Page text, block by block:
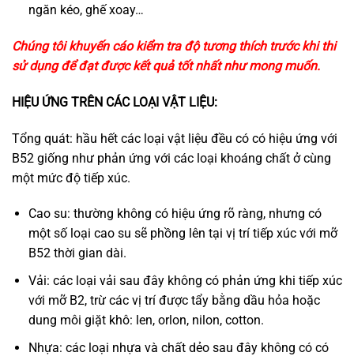
ngăn kéo, ghế xoay…
Chúng tôi khuyến cáo kiểm tra độ tương thích trước khi thi
sử dụng để đạt được kết quả tốt nhất như mong muốn.
HIỆU ỨNG TRÊN CÁC LOẠI VẬT LIỆU:
Tổng quát: hầu hết các loại vật liệu đều có có hiệu ứng với
B52 giống như phản ứng với các loại khoáng chất ở cùng
một mức độ tiếp xúc.
Cao su: thường không có hiệu ứng rõ ràng, nhưng có
một số loại cao su sẽ phồng lên tại vị trí tiếp xúc với mỡ
B52 thời gian dài.
Vải: các loại vải sau đây không có phản ứng khi tiếp xúc
với mỡ B2, trừ các vị trí được tẩy bằng dầu hỏa hoặc
dung môi giặt khô: len, orlon, nilon, cotton.
Nhựa: các loại nhựa và chất dẻo sau đây không có có